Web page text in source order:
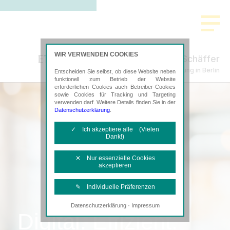
Bachtenkirch-Sujata Berke Schäffer
Steuerberatung in Berlin
Digital. Effizient.
WIR VERWENDEN COOKIES
Entscheiden Sie selbst, ob diese Website neben
funktionell zum Betrieb der Website
erforderlichen Cookies auch Betreiber-Cookies
sowie Cookies für Tracking und Targeting
verwenden darf. Weitere Details finden Sie in der
Datenschutzerklärung
✓ Ich akzeptiere alle (Vielen
Dank!)
✕ Nur essenzielle Cookies
akzeptieren
✎ Individuelle Präferenzen
Notwendige Cookies
Diese Cookies sind erforderlich, um die
Datenschutzerklärung· Impressum